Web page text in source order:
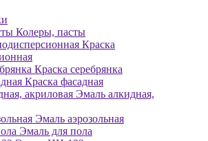
Колеры, пасты
Краска
Краска серебрянка
Краска фасадная
Эмаль алкидная,
Эмаль аэрозольная
Эмаль для пола